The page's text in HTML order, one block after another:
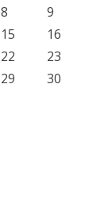
8
9
15
16
22
23
29
30